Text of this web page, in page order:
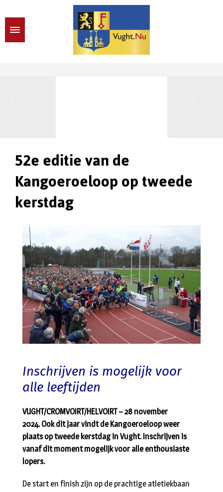
52e editie van de
Kangoeroeloop op tweede
kerstdag
Inschrijven is mogelijk voor
alle leeftijden
VUGHT/CROMVOIRT/HELVOIRT – 28 november
2024. Ook dit jaar vindt de Kangoeroeloop weer
plaats op tweede kerstdag in Vught. Inschrijven is
vanaf dit moment mogelijk voor alle enthousiaste
lopers.
De start en finish zijn op de prachtige atletiekbaan